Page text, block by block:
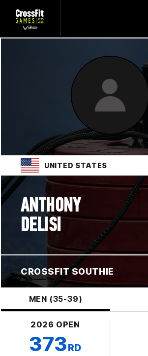
UNITED STATES
ANTHONY
DELISI
CROSSFIT SOUTHIE
MEN (35-39)
2026 OPEN
373RD